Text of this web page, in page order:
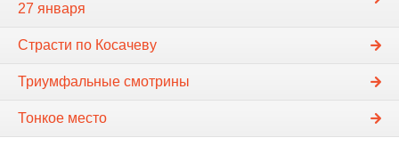
27 января
Страсти по Косачеву
Триумфальные смотрины
Тонкое место